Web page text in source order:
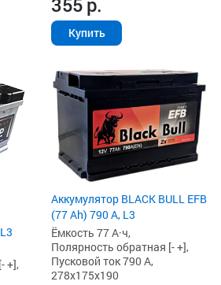
Купить
+],
Аккумулятор BLACK BULL EFB
(77 Ah) 790 А, L3
Ёмкость 77 А·ч,
Полярность обратная [- +],
Пусковой ток 790 А,
278x175x190